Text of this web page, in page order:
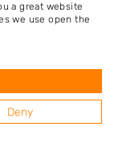
a great website
we use open the
Deny